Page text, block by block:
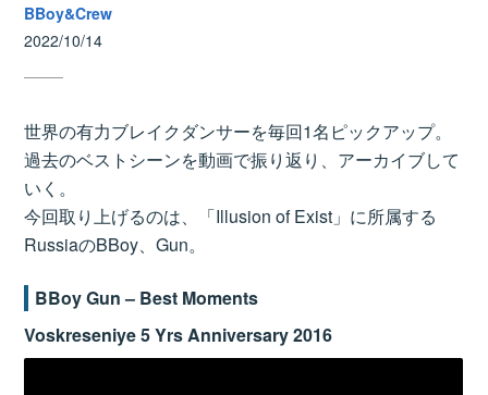
BBoy&Crew
2022/10/14
世界の有力ブレイクダンサーを毎回1名ピックアップ。
過去のベストシーンを動画で振り返り、アーカイブして
いく。
今回取り上げるのは、「Illusion of Exist」に所属する
RussiaのBBoy、Gun。
BBoy Gun – Best Moments
Voskreseniye 5 Yrs Anniversary 2016